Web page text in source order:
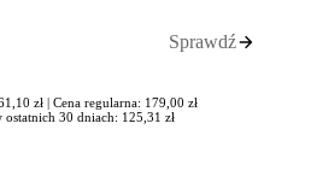
Sprawdź
zł | Cena regularna: 179,00 zł
ostatnich 30 dniach: 125,31 zł